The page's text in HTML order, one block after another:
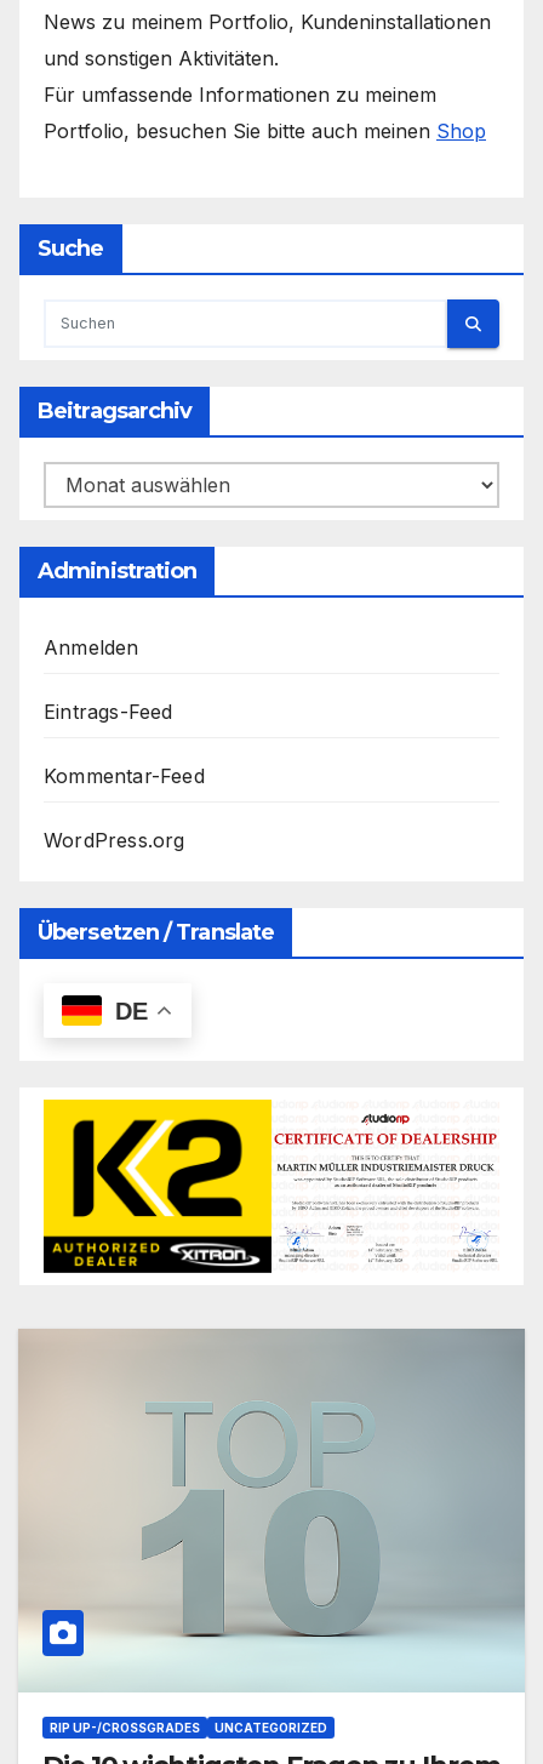
News zu meinem Portfolio, Kundeninstallationen
und sonstigen Aktivitäten.
Für umfassende Informationen zu meinem
Portfolio, besuchen Sie bitte auch meinen Shop
Suche
Beitragsarchiv
Beitragsarchiv
Administration
Anmelden
Eintrags-Feed
Kommentar-Feed
WordPress.org
Übersetzen / Translate
DE
RIP UP-/CROSSGRADES UNCATEGORIZED